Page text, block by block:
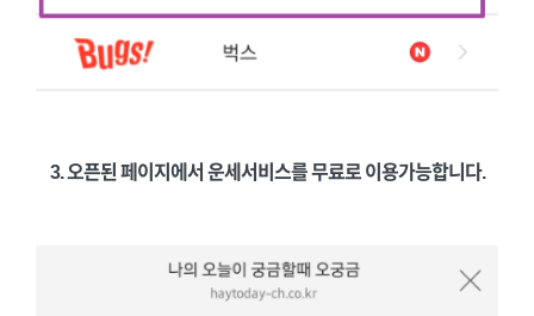
3. 오픈된 페이지에서 운세서비스를 무료로 이용가능합니다.